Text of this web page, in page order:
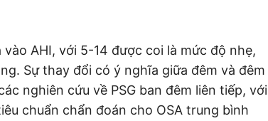
AHI, với 5-14 được coi là mức độ nhẹ,
Sự thay đổi có ý nghĩa giữa đêm và đêm
nghiên cứu về PSG ban đêm liên tiếp, với
chuẩn chẩn đoán cho OSA trung bình